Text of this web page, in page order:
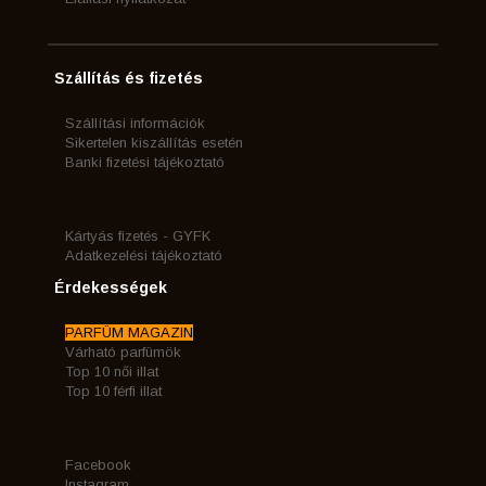
Szállítás és fizetés
Szállítási információk
Sikertelen kiszállítás esetén
Banki fizetési tájékoztató
Kártyás fizetés - GYFK
Adatkezelési tájékoztató
Érdekességek
PARFÜM MAGAZIN
Várható parfümök
Top 10 női illat
Top 10 férfi illat
Facebook